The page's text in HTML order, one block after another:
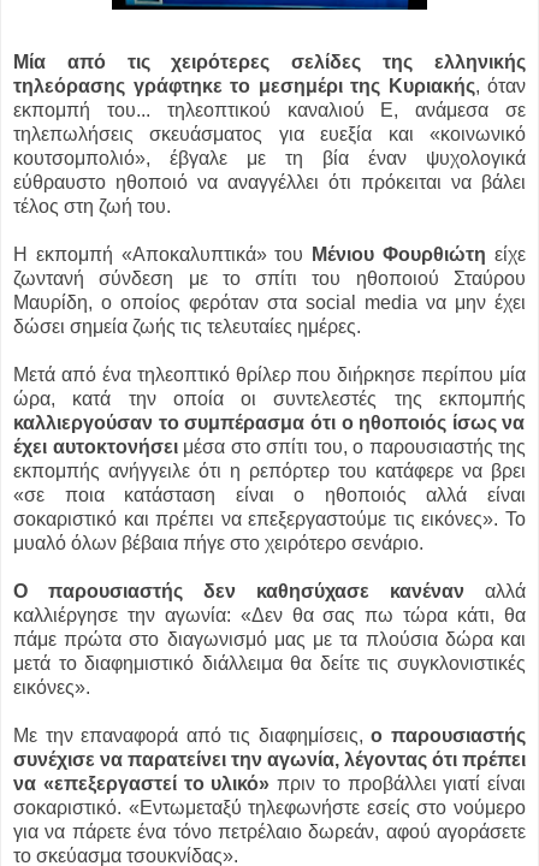
Μία από τις χειρότερες σελίδες της ελληνικής
τηλεόρασης γράφτηκε το μεσημέρι της Κυριακής, όταν
εκπομπή του... τηλεοπτικού καναλιού Ε, ανάμεσα σε
τηλεπωλήσεις σκευάσματος για ευεξία και «κοινωνικό
κουτσομπολιό», έβγαλε με τη βία έναν ψυχολογικά
εύθραυστο ηθοποιό να αναγγέλλει ότι πρόκειται να βάλει
τέλος στη ζωή του.
Η εκπομπή «Αποκαλυπτικά» του Μένιου Φουρθιώτη είχε
ζωντανή σύνδεση με το σπίτι του ηθοποιού Σταύρου
Μαυρίδη, ο οποίος φερόταν στα social media να μην έχει
δώσει σημεία ζωής τις τελευταίες ημέρες.
Μετά από ένα τηλεοπτικό θρίλερ που διήρκησε περίπου μία
ώρα, κατά την οποία οι συντελεστές της εκπομπής
καλλιεργούσαν το συμπέρασμα ότι ο ηθοποιός ίσως να
έχει αυτοκτονήσειμέσα στο σπίτι του, ο παρουσιαστής της
εκπομπής ανήγγειλε ότι η ρεπόρτερ του κατάφερε να βρει
«σε ποια κατάσταση είναι ο ηθοποιός αλλά είναι
σοκαριστικό και πρέπει να επεξεργαστούμε τις εικόνες». Το
μυαλό όλων βέβαια πήγε στο χειρότερο σενάριο.
Ο παρουσιαστής δεν καθησύχασε κανέναν αλλά
καλλιέργησε την αγωνία: «Δεν θα σας πω τώρα κάτι, θα
πάμε πρώτα στο διαγωνισμό μας με τα πλούσια δώρα και
μετά το διαφημιστικό διάλλειμα θα δείτε τις συγκλονιστικές
εικόνες».
Με την επαναφορά από τις διαφημίσεις,ο παρουσιαστής
συνέχισε να παρατείνει την αγωνία, λέγοντας ότι πρέπει
να «επεξεργαστεί το υλικό» πριν το προβάλλει γιατί είναι
σοκαριστικό. «Εντωμεταξύ τηλεφωνήστε εσείς στο νούμερο
για να πάρετε ένα τόνο πετρέλαιο δωρεάν, αφού αγοράσετε
το σκεύασμα τσουκνίδας».